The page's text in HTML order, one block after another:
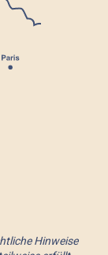
Hinweise